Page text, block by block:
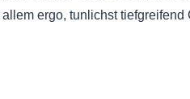
ergo, tunlichst tiefgreifend